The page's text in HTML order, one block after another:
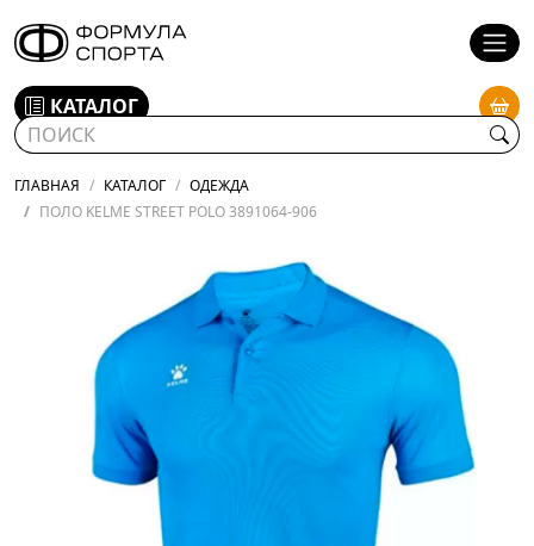
КАТАЛОГ
ГЛАВНАЯ КАТАЛОГ
ОДЕЖДА
ПОЛО KELME STREET POLO 3891064-906